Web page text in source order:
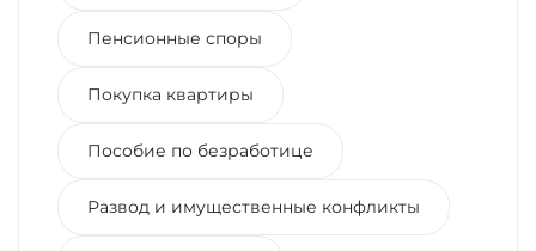
Пенсионные споры
Покупка квартиры
Пособие по безработице
Развод и имущественные конфликты